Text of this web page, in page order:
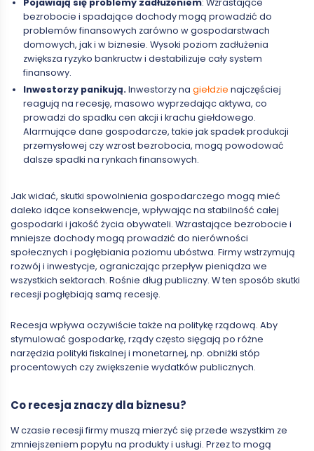
Pojawiają się problemy zadłużeniem: Wzrastające
bezrobocie i spadające dochody mogą prowadzić do
problemów finansowych zarówno w gospodarstwach
domowych, jak i w biznesie. Wysoki poziom zadłużenia
zwiększa ryzyko bankructw i destabilizuje cały system
finansowy.
Inwestorzy panikują.Inwestorzy na giełdzie najczęściej
reagują na recesję, masowo wyprzedając aktywa, co
prowadzi do spadku cen akcji i krachu giełdowego.
Alarmujące dane gospodarcze, takie jak spadek produkcji
przemysłowej czy wzrost bezrobocia, mogą powodować
dalsze spadki na rynkach finansowych.
Jak widać, skutki spowolnienia gospodarczego mogą mieć
daleko idące konsekwencje, wpływając na stabilność całej
gospodarki i jakość życia obywateli. Wzrastające bezrobocie i
mniejsze dochody mogą prowadzić do nierówności
społecznych i pogłębiania poziomu ubóstwa. Firmy wstrzymują
rozwój i inwestycje, ograniczając przepływ pieniądza we
wszystkich sektorach. Rośnie dług publiczny. W ten sposób skutki
recesji pogłębiają samą recesję.
Recesja wpływa oczywiście także na politykę rządową. Aby
stymulować gospodarkę, rządy często sięgają po różne
narzędzia polityki fiskalnej i monetarnej, np. obniżki stóp
procentowych czy zwiększenie wydatków publicznych.
Co recesja znaczy dla biznesu?
W czasie recesji firmy muszą mierzyć się przede wszystkim ze
zmniejszeniem popytu na produkty i usługi. Przez to mogą